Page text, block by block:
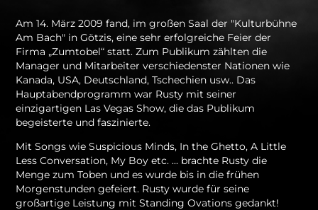
Am 14. März 2009 fand, im großen Saal der "Kulturbühne
Am Bach" in Götzis, eine sehr erfolgreiche Feier der
Firma „Zumtobel“ statt. Zum Publikum zählten die
Manager und Mitarbeiter verschiedenster Nationen wie
Kanada, USA, Deutschland, Tschechien usw.. Das
Hauptabendprogramm war Rusty mit seiner
einzigartigen Las Vegas Show, die das Publikum
begeisterte und faszinierte.
Mit Songs wie Suspicious Minds, In the Ghetto, A Little
Less Conversation, My Boy etc. ... brachte Rusty die
Menge zum Toben und es wurde bis in die frühen
Morgenstunden gefeiert. Rusty wurde für seine
großartige Leistung mit Standing Ovations gedankt!